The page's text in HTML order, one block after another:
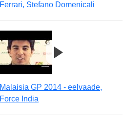
Ferrari, Stefano Domenicali
Malaisia GP 2014 - eelvaade,
Force India